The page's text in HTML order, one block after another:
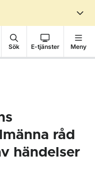
Sök E-tjänster Meny
råd
händelser